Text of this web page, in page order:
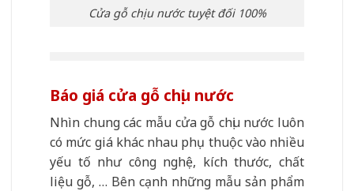
Cửa gỗ chịu nước tuyệt đối 100%
Báo giá cửa gỗ chịu nước
Nhìn chung các mẫu cửa gỗ chịu nước luôn
có mức giá khác nhau phụ thuộc vào nhiều
yếu tố như công nghệ, kích thước, chất
liệu gỗ, … Bên cạnh những mẫu sản phẩm